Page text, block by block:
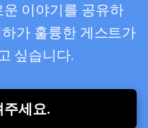
이야기를 공유하
가 훌륭한 게스트가
싶습니다.
주세요.